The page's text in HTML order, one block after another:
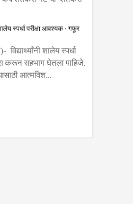
घेतली
स्पर्धा परीक्षा आवश्यक - गफूर
विद्यार्थ्यांनी शालेय स्पर्धा
करून सहभाग घेतला पाहिजे.
आत्मविश...